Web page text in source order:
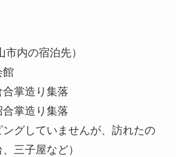
内の宿泊先）
館
掌造り集落
掌造り集落
グしていませんが、訪れたの
三子屋など）